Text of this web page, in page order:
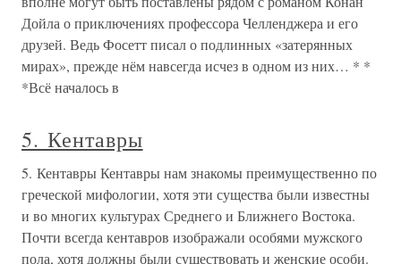
Дойла о приключениях профессора Челленджера и его
друзей. Ведь Фосетт писал о подлинных «затерянных
мирах», прежде нём навсегда исчез в одном из них… * *
*Всё началось в
5. Кентавры
5. Кентавры Кентавры нам знакомы преимущественно по
греческой мифологии, хотя эти существа были известны
и во многих культурах Среднего и Ближнего Востока.
Почти всегда кентавров изображали особями мужского
пола, хотя должны были существовать и женские особи.